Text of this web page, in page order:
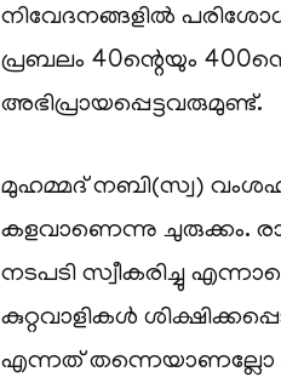
നിവേദനങ്ങളിൽ
പ്രബലം 40ന്റെയും
അഭിപ്രായപ്പെട്ടവരുമുണ്ട്.
മുഹമ്മദ് നബി(സ്വ)
കളവാണെന്നു ചുരുക്കം.
നടപടി സ്വീകരിച്ചു
കുറ്റവാളികൾ
എന്നത് തന്നെയാണല്ലോ